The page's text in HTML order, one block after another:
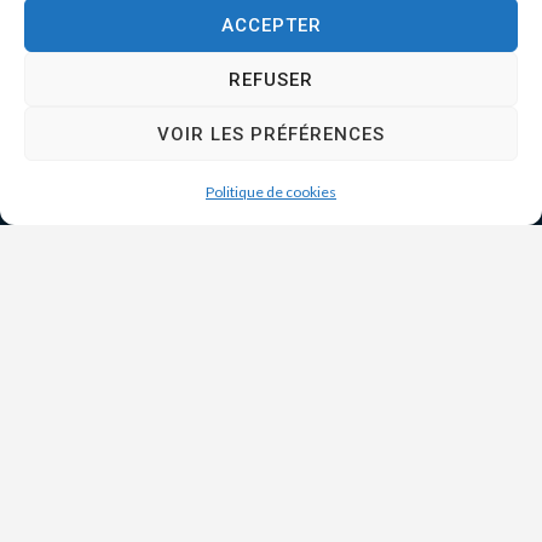
ACCEPTER
REFUSER
VOIR LES PRÉFÉRENCES
Politique de cookies